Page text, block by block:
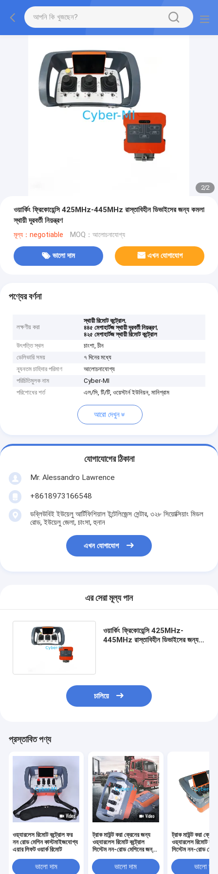
2/2
ওয়ার্কিং ফ্রিকোয়েন্সি 425MHz-445MHz রাস্তাবিহীন ডিভাইসের জন্য কমলা
স্থায়ী দূরবর্তী নিয়ন্ত্রণ
মূল্য：negotiable MOQ：আলোচনাযোগ্য
ভালো দাম এখন যোগাযোগ
পণ্যের বর্ণনা
লক্ষণীয় করা
স্থায়ী রিমোট কন্ট্রোল,
৪৪৫ মেগাহার্টজ স্থায়ী দূরবর্তী নিয়ন্ত্রণ,
৪২৫ মেগাহার্টজ স্থায়ী রিমোট কন্ট্রোল
উৎপত্তি স্থল
চাংশা, চীন
ডেলিভারি সময়
৭ দিনের মধ্যে
ন্যূনতম চাহিদার পরিমাণ
আলোচনাযোগ্য
পরিচিতিমুলক নাম
Cyber-MI
পরিশোধের শর্ত
এল/সি, টি/টি, ওয়েস্টার্ন ইউনিয়ন, মানিগ্রাম
আরো দেখুন
যোগাযোগের ঠিকানা
Mr. Alessandro Lawrence
+8618973166548
ডব্লিউবিই ইউয়েলু আর্টিফিশিয়াল ইন্টেলিজেন্স সেন্টার, ৩২৮ সিয়োক্সিয়াং মিডল
রোড, ইউয়েলু জেলা, চাংসা, হুনান
এখন যোগাযোগ
এর সেরা মূল্য পান
ওয়ার্কিং ফ্রিকোয়েন্সি 425MHz-
445MHz রাস্তাবিহীন ডিভাইসের জন্য
চালিয়ে
প্রস্তাবিত পণ্য
ওয়্যারলেস রিমোট কন্ট্রোল ফর
নন রোড মেশিন কাস্টমাইজযোগ্য
এয়ার লিফট ওয়ার্ক রিমোট
ভালো দাম
ট্রাক মাউন্ট করা ক্রেনের জন্য
ওয়্যারলেস রিমোট কন্ট্রোল
সিস্টেম নন-রোড মেশিনের জন্য
ভালো দাম
ট্রাক মাউন্ট করা
ওয়্যারলেস রিমোট
সিস্টেম নন-রোড
ভালো দাম